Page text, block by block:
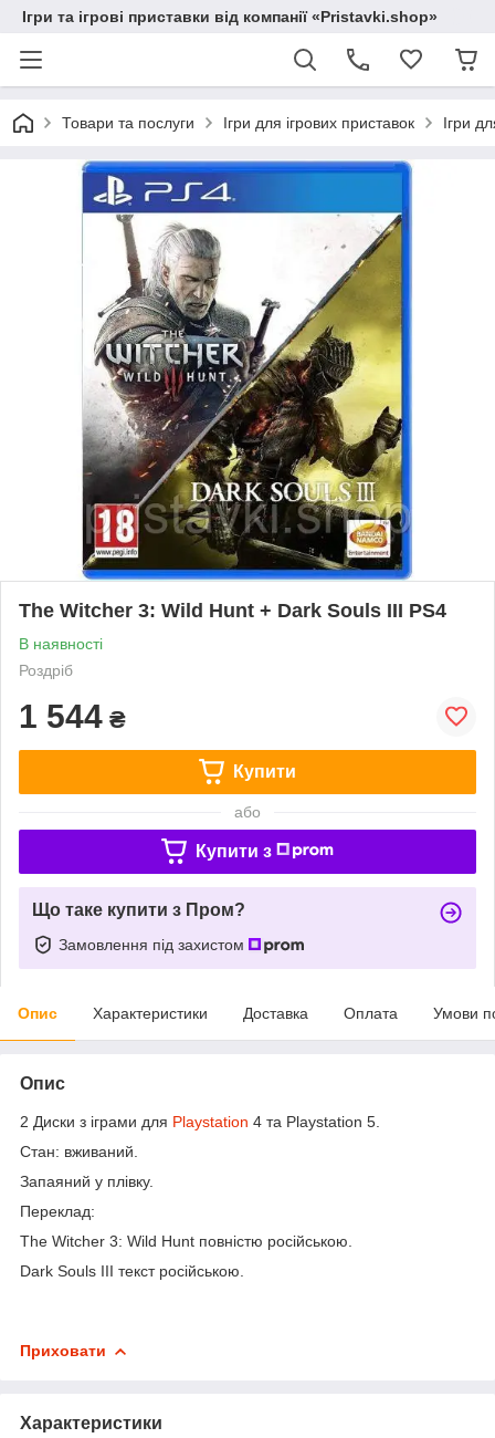
Ігри та ігрові приставки від компанії «Pristavki.shop»
Товари та послуги Ігри для ігрових приставок Ігри
The Witcher 3: Wild Hunt + Dark Souls III PS4
В наявності
Роздріб
1 544 ₴
Купити
або
Купити з
Що таке купити з Пром?
Замовлення під захистом
Опис Характеристики Доставка Оплата Умови
Опис
2 Диски з іграми для Playstation 4 та Playstation 5.
Стан: вживаний.
Запаяний у плівку.
Переклад:
The Witcher 3: Wild Hunt повністю російською.
Dark Souls III текст російською.
Приховати
Характеристики